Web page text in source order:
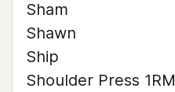
Sham
Shawn
Ship
Shoulder Press 1RM